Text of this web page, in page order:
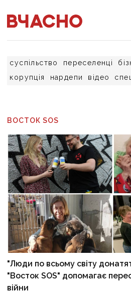
суспільство переселенці
корупція
нардепи відео
ВОСТОК SOS
"Люди по всьому світу
"Восток SOS" допомагає
війни